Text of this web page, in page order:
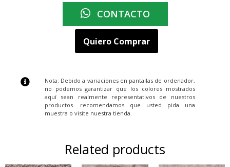
CONTACTO
Quiero Comprar
Nota: Debido a variaciones en pantallas de ordenador,
no podemos garantizar que los colores mostrados
aquí sean realmente representativos de nuestros
productos. recomendamos que usted pida una
muestra o visite nuestra tienda.
Related products